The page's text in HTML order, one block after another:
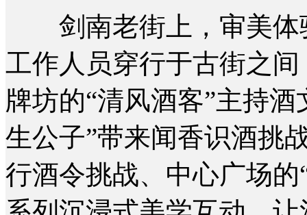
剑南老街上，审美体
工作人员穿行于古街之
牌坊的“清风酒客”主持
生公子”带来闻香识酒挑
行酒令挑战、中心广场